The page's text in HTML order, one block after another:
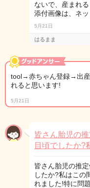
ないで、産まれ
添付画像は、ネ
5月21日
はるまま
tool→赤ちゃん登録→出
れると思います!
5月21日
皆さん胎児の
目頃でしたか?
皆さん胎児の推
したか?私はこの
れました!特に問